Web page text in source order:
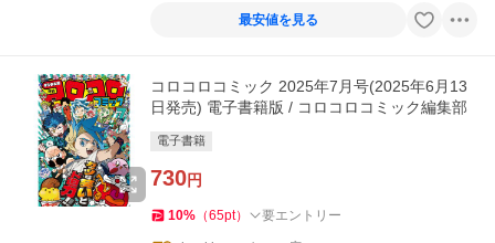
最安値を見る
コロコロコミック 2025年7月号(2025年6月13
日発売) 電子書籍版 / コロコロコミック編集部
電子書籍
730円
10% （65pt） 要エントリー